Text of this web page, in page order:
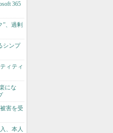
365
”、過剰
シンプ
ィティ
にな
害を受
、本人